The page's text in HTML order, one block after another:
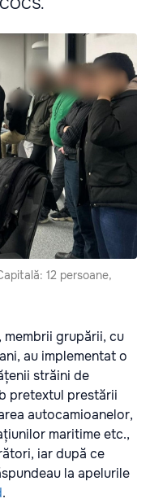
12 persoane,
grupării, cu
au implementat o
străini de
pretextul prestării
autocamioanelor,
maritime etc.,
iar după ce
la apelurile
.